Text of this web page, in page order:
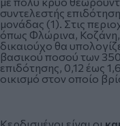
συντελεστής
μονάδας (1). Στις
όπως Φλώρινα, Κοζάνη,
δικαιούχο θα
βασικού ποσού των
επιδότησης, 0,12 έως
οικισμό στον οποίο